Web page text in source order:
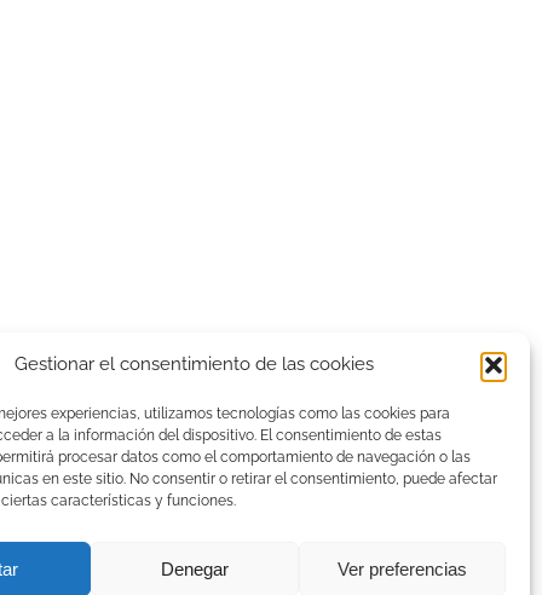
Gestionar el consentimiento de las cookies
experiencias, utilizamos tecnologías como las cookies para
a la información del dispositivo. El consentimiento de estas
procesar datos como el comportamiento de navegación o las
en este sitio. No consentir o retirar el consentimiento, puede afectar
características y funciones.
Denegar Ver preferencias